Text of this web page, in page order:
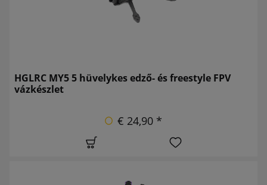
HGLRC MY5 5 hüvelykes edző- és freestyle FPV
vázkészlet
€ 24,90 *